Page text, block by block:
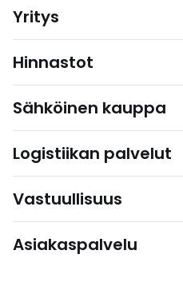
Yritys
Hinnastot
Sähköinen kauppa
Logistiikan palvelut
Vastuullisuus
Asiakaspalvelu